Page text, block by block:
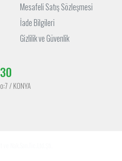
Mesafeli Satış Sözleşmesi
İade Bilgileri
Gizlilik ve Güvenlik
/ KONYA